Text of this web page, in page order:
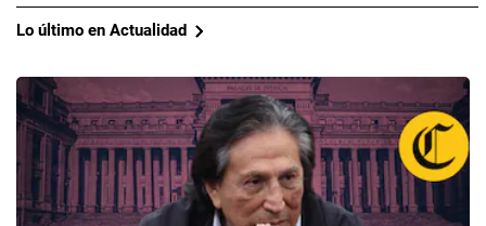
Lo último en Actualidad